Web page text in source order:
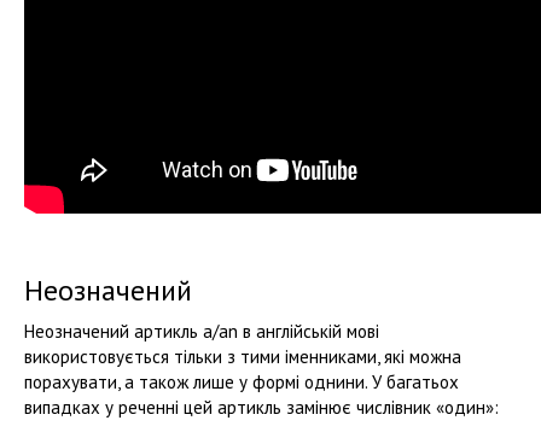
Неозначений
Неозначений артикль a/an в англійській мові
використовується тільки з тими іменниками, які можна
порахувати, а також лише у формі однини. У багатьох
випадках у реченні цей артикль замінює числівник «один»: